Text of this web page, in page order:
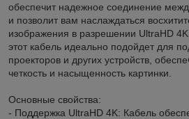
обеспечит надежное соединение
и позволит вам наслаждаться
изображения в разрешении UltraHD
этот кабель идеально подойдет для
проекторов и других устройств,
четкость и насыщенность картинки.
Основные свойства:
- Поддержка UltraHD 4K: Кабель